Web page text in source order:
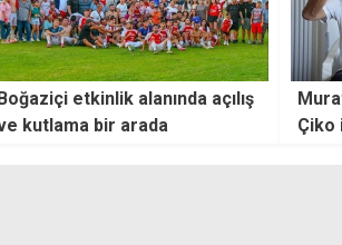
Murat Kekilli, hayranı Derviş
Çiko ile bir araya geldi